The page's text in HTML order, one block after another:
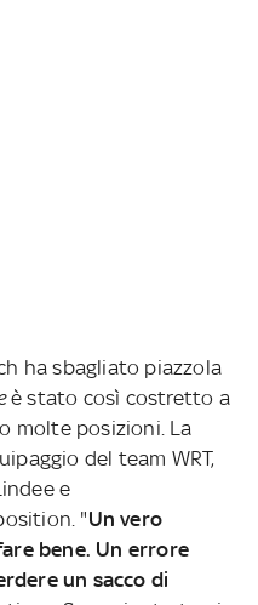
ha sbagliato piazzola
è stato così costretto a
molte posizioni. La
del team WRT,
e
"Un vero
bene. Un errore
un sacco di